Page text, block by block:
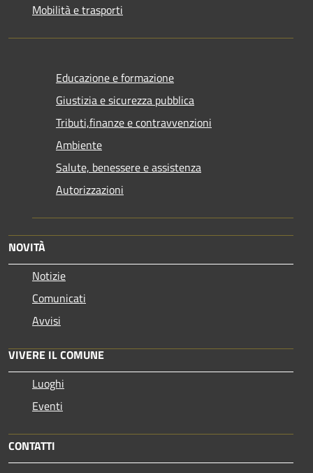
Mobilità e trasporti
Educazione e formazione
Giustizia e sicurezza pubblica
Tributi,finanze e contravvenzioni
Ambiente
Salute, benessere e assistenza
Autorizzazioni
NOVITÀ
Notizie
Comunicati
Avvisi
VIVERE IL COMUNE
Luoghi
Eventi
CONTATTI